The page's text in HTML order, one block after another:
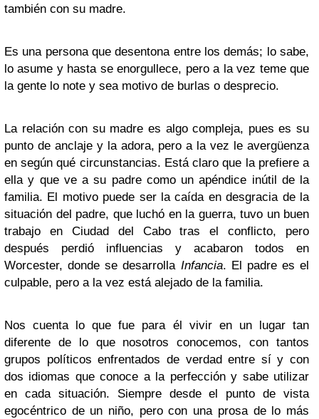
también con su madre.
Es una persona que desentona entre los demás; lo sabe,
lo asume y hasta se enorgullece, pero a la vez teme que
la gente lo note y sea motivo de burlas o desprecio.
La relación con su madre es algo compleja, pues es su
punto de anclaje y la adora, pero a la vez le avergüenza
en según qué circunstancias. Está claro que la prefiere a
ella y que ve a su padre como un apéndice inútil de la
familia. El motivo puede ser la caída en desgracia de la
situación del padre, que luchó en la guerra, tuvo un buen
trabajo en Ciudad del Cabo tras el conflicto, pero
después perdió influencias y acabaron todos en
Worcester, donde se desarrolla Infancia. El padre es el
culpable, pero a la vez está alejado de la familia.
Nos cuenta lo que fue para él vivir en un lugar tan
diferente de lo que nosotros conocemos, con tantos
grupos políticos enfrentados de verdad entre sí y con
dos idiomas que conoce a la perfección y sabe utilizar
en cada situación. Siempre desde el punto de vista
egocéntrico de un niño, pero con una prosa de lo más